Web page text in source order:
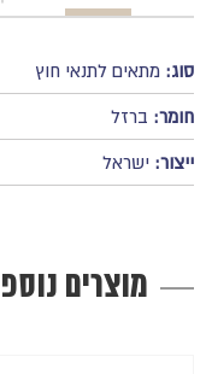
סוג: מתאים לתנאי חוץ
חומר: ברזל
ייצור: ישראל
מוצרים